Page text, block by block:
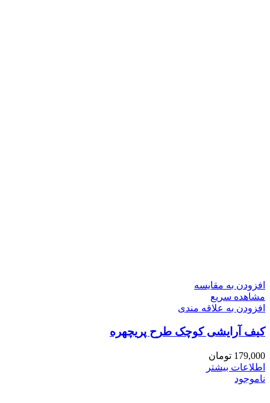
افزودن به مقایسه
مشاهده سریع
افزودن به علاقه مندی
کیف آرایشی کوچک طرح پریچهره
179,000 تومان
اطلاعات بیشتر
ناموجود